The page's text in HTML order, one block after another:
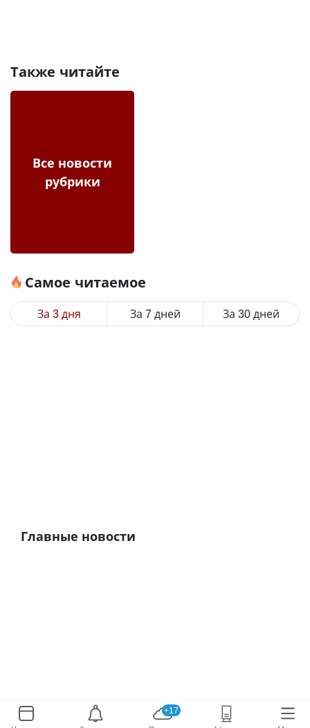
Также читайте
Все новости
рубрики
Самое читаемое
За 3 дня За 7 дней За 30 дней
Главные новости
+17